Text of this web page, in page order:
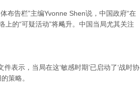
布告栏”主编Yvonne Shen说，中国政府“在
的“可疑活动”将飚升。中国当局尤其关注
表示，当局在这‘敏感时期’已启动了‘战时协
策略。